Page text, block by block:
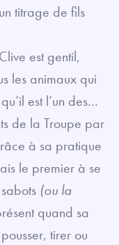
titrage de fils
est gentil,
les animaux qui
est l’un des…
de la Troupe par
à sa pratique
le premier à se
(ou la
quand sa
tirer ou